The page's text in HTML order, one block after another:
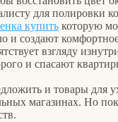
для полировки
купить которую
и создают
взгляду
и спасают
и товары для
магазинах. Но